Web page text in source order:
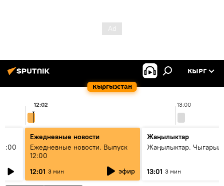
Кыргызстан
КЫРГ
13:00
12:02
Ежедневные новости
Ежедневные новости. Выпуск
12:00
12:01 3 мин эфир
Жаңылыктар
Жаңылыктар.
13:01 3 мин